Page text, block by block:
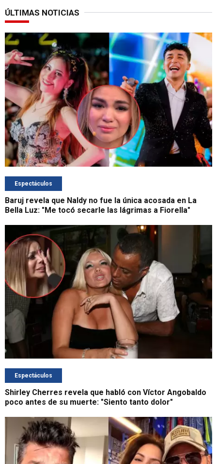
ÚLTIMAS NOTICIAS
Espectáculos
Baruj revela que Naldy no fue la única acosada en La
Bella Luz: "Me tocó secarle las lágrimas a Fiorella"
Espectáculos
Shirley Cherres revela que habló con Víctor Angobaldo
poco antes de su muerte: "Siento tanto dolor"